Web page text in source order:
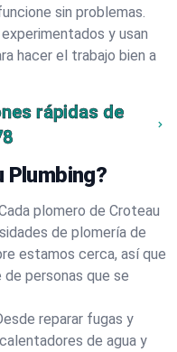
sin problemas.
y usan
hacer el trabajo bien a
rápidas de
Plumbing?
plomero de Croteau
de plomería de
estamos cerca, así que
personas que se
reparar fugas y
de agua y